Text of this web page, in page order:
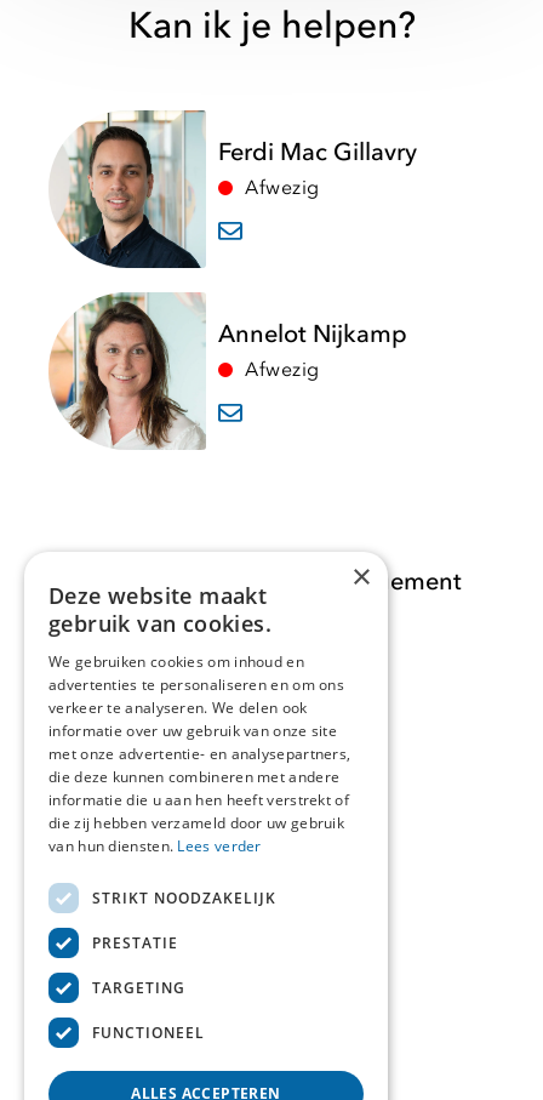
Kan ik je helpen?
Ferdi Mac Gillavry
Afwezig
Annelot Nijkamp
Afwezig
Opdracht Informatiemanagement
Opdrachten
Actueel
Over ons
Contact
Over deze site
Cookieverklaring
×
Deze website maakt
gebruik van cookies.
We gebruiken cookies om inhoud en
advertenties te personaliseren en om ons
verkeer te analyseren. We delen ook
informatie over uw gebruik van onze site
met onze advertentie- en analysepartners,
die deze kunnen combineren met andere
informatie die u aan hen heeft verstrekt of
die zij hebben verzameld door uw gebruik
van hun diensten. Lees verder
STRIKT NOODZAKELIJK
PRESTATIE
TARGETING
FUNCTIONEEL
ALLES ACCEPTEREN